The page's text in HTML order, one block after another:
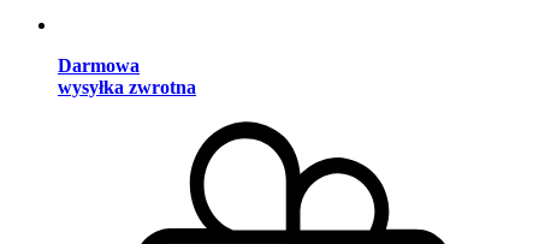
Darmowa
wysyłka zwrotna